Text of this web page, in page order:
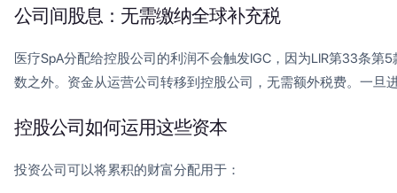
公司间股息：无需缴纳全球补充税
医疗SpA分配给控股公司的利润不会触发IGC，因为LIR第33条第
数之外。资金从运营公司转移到控股公司，无需额外税费。一旦
控股公司如何运用这些资本
投资公司可以将累积的财富分配用于：